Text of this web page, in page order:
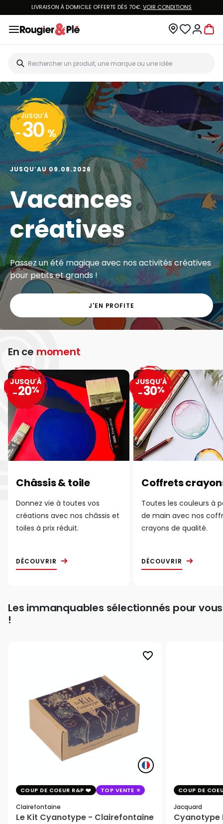
LIVRAISON À DOMICILE OFFERTE DÈS 70€.VOIR CONDITIONS
JUSQU'À
- 30 %
JUSQU’AU 09.08.2026
Vacances
créatives
Passez un été magique avec nos activités créatives
pour petits et grands !
J'EN PROFITE
En ce moment
Châssis & toile
Donnez vie à toutes vos
créations avec nos châssis et
toiles à prix réduit.
DÉCOUVRIR
JUSQU'À
-20%
Coffrets
Toutes les couleurs à
de main avec nos
crayons de qualité.
DÉCOUVRIR
JUSQU'À
-30%
Les immanquables sélectionnés pour vous
!
favorite_border
COUP DE COEUR R&P TOP VENTE
Clairefontaine
Le Kit Cyanotype - Clairefontaine
COUP DE
Jacquard
Cyanotype